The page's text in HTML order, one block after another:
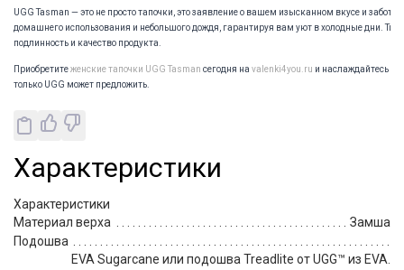
UGG Tasman — это не просто тапочки, это заявление о вашем изысканном вкусе и заботе
домашнего использования и небольшого дождя, гарантируя вам уют в холодные дни.
подлинность и качество продукта.
Приобретитеженские тапочки UGG Tasman сегодня на valenki4you.ru и наслаждайтесь
только UGG может предложить.
Характеристики
Характеристики
Материал верха
Замша
Подошва
EVA Sugarcane или подошва Treadlite от UGG™ из EVA.